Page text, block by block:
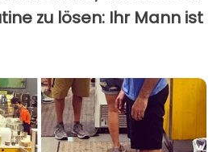
zu lösen: Ihr Mann ist